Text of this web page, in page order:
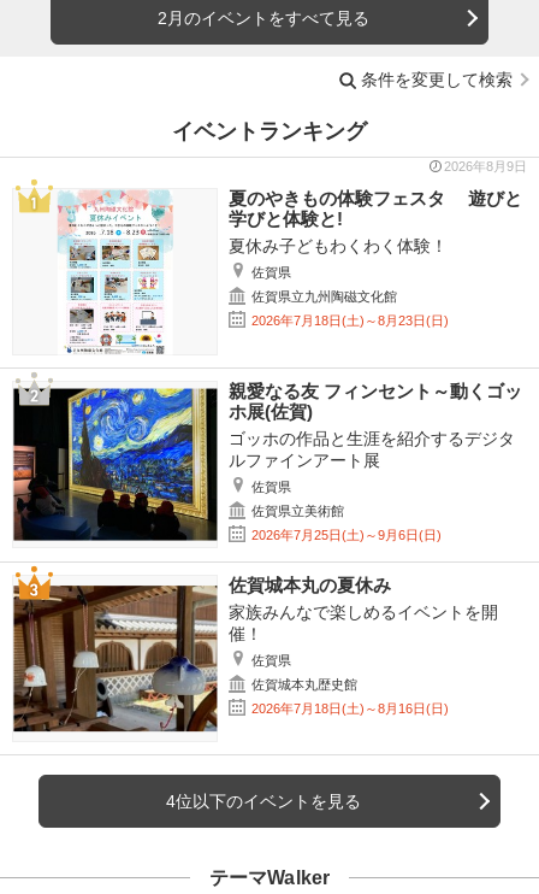
2月のイベントをすべて見る
条件を変更して検索
イベントランキング
2026年8月9日
夏のやきもの体験フェスタ 遊びと
学びと体験と!
夏休み子どもわくわく体験！
佐賀県
佐賀県立九州陶磁文化館
2026年7月18日(土)～8月23日(日)
親愛なる友 フィンセント～動くゴッ
ホ展(佐賀)
ゴッホの作品と生涯を紹介するデジタ
ルファインアート展
佐賀県
佐賀県立美術館
2026年7月25日(土)～9月6日(日)
佐賀城本丸の夏休み
家族みんなで楽しめるイベントを開
催！
佐賀県
佐賀城本丸歴史館
2026年7月18日(土)～8月16日(日)
4位以下のイベントを見る
テーマWalker